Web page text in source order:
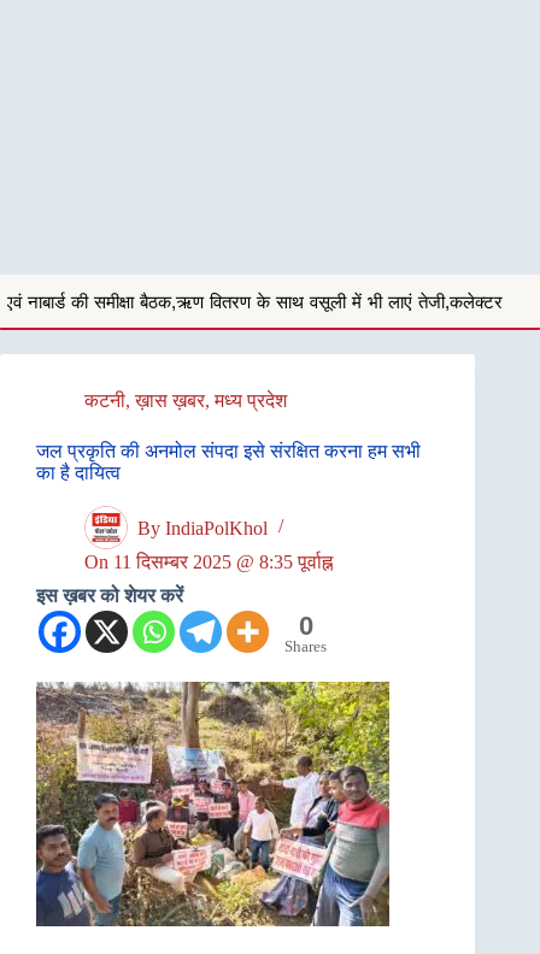
वितरण के साथ वसूली में भी लाएं तेजी,कलेक्टर अगस्त और सितंबर माह
कटनी,ख़ास ख़बर,मध्य प्रदेश
जल प्रकृति की अनमोल संपदा इसे संरक्षित करना हम सभी
का है दायित्व
By IndiaPolKhol
On 11 दिसम्बर 2025 @ 8:35 पूर्वाह्न
इस ख़बर को शेयर करें
0
Shares